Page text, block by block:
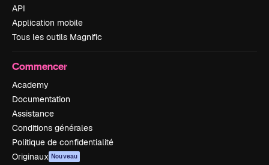
API
Application mobile
Tous les outils Magnific
Commencer
Academy
Documentation
Assistance
Conditions générales
Politique de confidentialité
Originaux Nouveau